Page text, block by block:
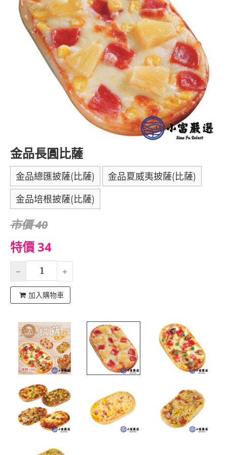
金品長圓比薩
金品總匯披薩(比薩) 金品夏威夷披薩(比薩)
金品培根披薩(比薩)
市價 40
特價 34
加入購物車